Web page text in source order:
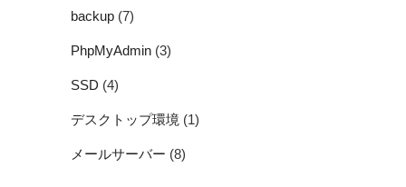
backup (7)
PhpMyAdmin (3)
SSD (4)
デスクトップ環境 (1)
メールサーバー (8)